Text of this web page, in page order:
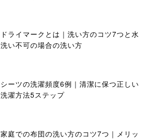
ドライマークとは｜洗い方のコツ7つと水
洗い不可の場合の洗い方
シーツの洗濯頻度6例｜清潔に保つ正しい
洗濯方法5ステップ
家庭での布団の洗い方のコツ7つ｜メリッ